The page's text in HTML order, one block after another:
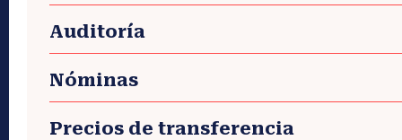
Auditoría
Nóminas
Precios de transferencia